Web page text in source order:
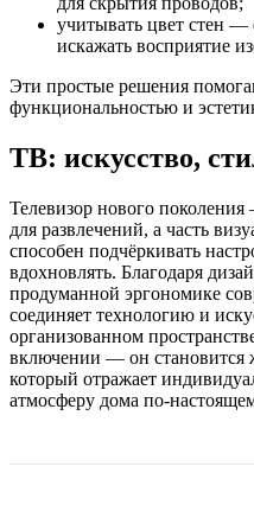
учитывать цвет стен —
искажать восприятие
Эти простые решения
функциональностью и
ТВ: искусство,
Телевизор нового
для развлечений, а часть
способен подчёркивать
вдохновлять. Благодаря
продуманной эргономике
соединяет технологию и
организованном
включении — он становится
который отражает
атмосферу дома по-